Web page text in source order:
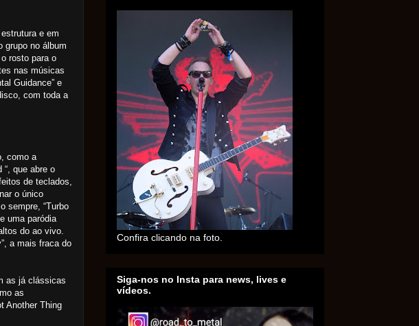
e em
grupo no álbum
rosto para o
nas músicas
Guidance” e
com toda a
como a
“, que abre o
de teclados,
o único
sempre, “Turbo
uma paródia
do ao vivo.
a mais fraca do
as já clássicas
as
Another Thing
Confira clicando na foto.
Siga-nos no Insta para news, lives e
vídeos.